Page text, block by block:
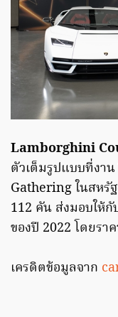
Lamborghini
ตัวเต็มรูปแบบที่งา
Gathering ในสหรั
112 คัน ส่งมอบให้กั
ของปี 2022 โดยรา
เครดิตข้อมูลจาก